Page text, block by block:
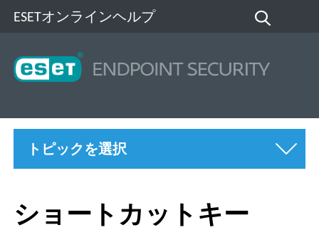
ESETオンラインヘルプ
トピックを選択
ショートカットキー